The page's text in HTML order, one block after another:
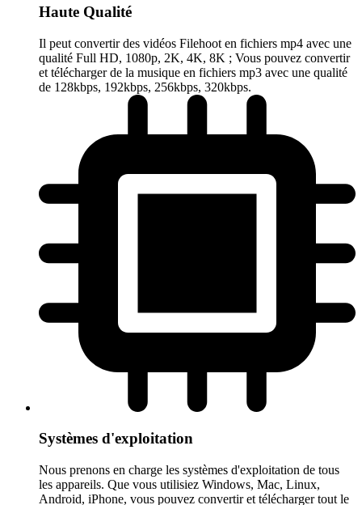
Haute Qualité
Il peut convertir des vidéos Filehoot en fichiers mp4 avec une
qualité Full HD, 1080p, 2K, 4K, 8K ; Vous pouvez convertir
et télécharger de la musique en fichiers mp3 avec une qualité
de 128kbps, 192kbps, 256kbps, 320kbps.
Systèmes d'exploitation
Nous prenons en charge les systèmes d'exploitation de tous
les appareils. Que vous utilisiez Windows, Mac, Linux,
Android, iPhone, vous pouvez convertir et télécharger tout le